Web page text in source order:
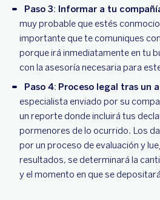
Paso 3: Informar a tu
muy probable que estés
importante que te comuniques
porque irá inmediatamente en tu
con la asesoría necesaria para
Paso 4: Proceso legal tras un
especialista enviado por su
un reporte donde incluirá tus
pormenores de lo ocurrido. Los
por un proceso de evaluación y
resultados, se determinará la
y el momento en que se